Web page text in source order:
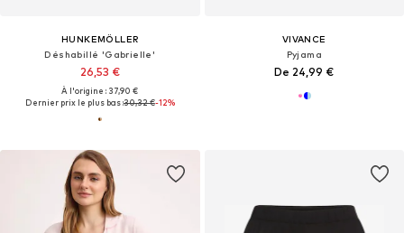
HUNKEMÖLLER
Déshabillé 'Gabrielle'
26,53 €
À l'origine : 37,90 €
Dernier prix le plus bas :30,32 €-12%
VIVANCE
Pyjama
De 24,99 €